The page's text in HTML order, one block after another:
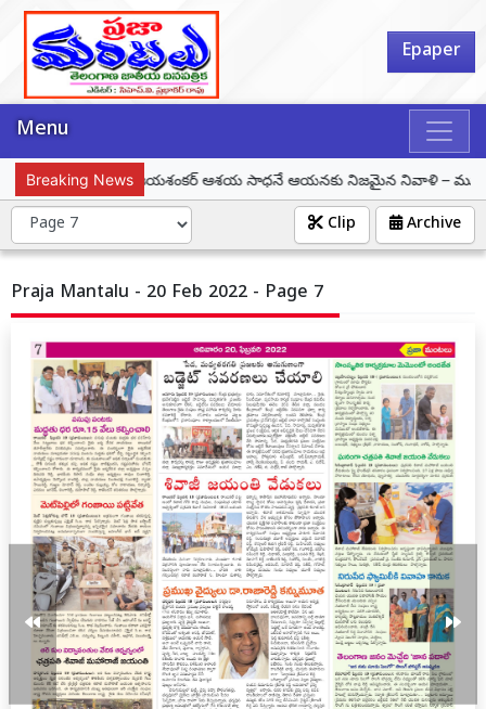
Epaper
Menu
Breaking News
ప్రొఫెసర్ కొత్తపల్లి జయశంకర్ ఆశయ సాధనే ఆయనకు నిజమైన నివాళి –
Archive
Clip
Praja Mantalu - 20 Feb 2022 - Page 7